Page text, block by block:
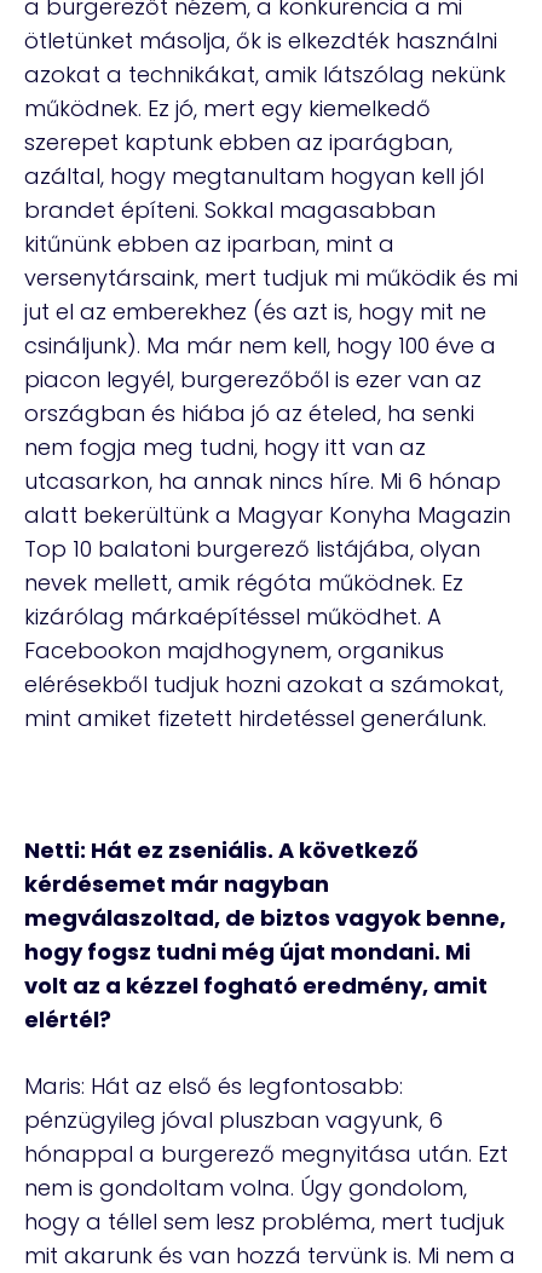
a burgerezőt nézem, a konkurencia a mi
ötletünket másolja, ők is elkezdték használni
azokat a technikákat, amik látszólag nekünk
működnek. Ez jó, mert egy kiemelkedő
szerepet kaptunk ebben az iparágban,
azáltal, hogy megtanultam hogyan kell jól
brandet építeni. Sokkal magasabban
kitűnünk ebben az iparban, mint a
versenytársaink, mert tudjuk mi működik és mi
jut el az emberekhez (és azt is, hogy mit ne
csináljunk). Ma már nem kell, hogy 100 éve a
piacon legyél, burgerezőből is ezer van az
országban és hiába jó az ételed, ha senki
nem fogja meg tudni, hogy itt van az
utcasarkon, ha annak nincs híre. Mi 6 hónap
alatt bekerültünk a Magyar Konyha Magazin
Top 10 balatoni burgerező listájába, olyan
nevek mellett, amik régóta működnek. Ez
kizárólag márkaépítéssel működhet. A
Facebookon majdhogynem, organikus
elérésekből tudjuk hozni azokat a számokat,
mint amiket fizetett hirdetéssel generálunk.
Netti: Hát ez zseniális. A következő
kérdésemet már nagyban
megválaszoltad, de biztos vagyok benne,
hogy fogsz tudni még újat mondani. Mi
volt az a kézzel fogható eredmény, amit
elértél?
Maris: Hát az első és legfontosabb:
pénzügyileg jóval pluszban vagyunk, 6
hónappal a burgerező megnyitása után. Ezt
nem is gondoltam volna. Úgy gondolom,
hogy a téllel sem lesz probléma, mert tudjuk
mit akarunk és van hozzá tervünk is. Mi nem a